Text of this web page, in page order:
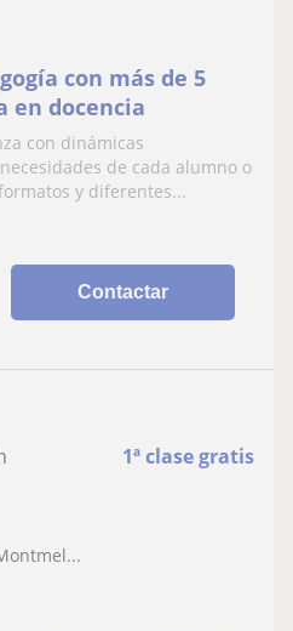
con más de 5
en docencia
con dinámicas
de cada alumno o
y diferentes...
Contactar
1ª clase gratis